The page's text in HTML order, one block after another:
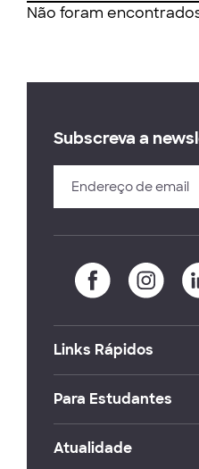
Não foram
Subscreva a
Links Rápidos
Para Estudantes
Atualidade